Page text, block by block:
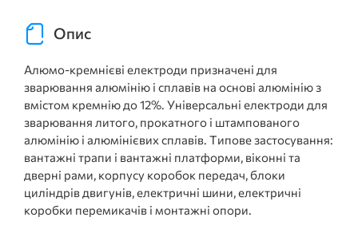
Опис
Алюмо-кремнієві електроди призначені для
зварювання алюмінію і сплавів на основі алюмінію з
вмістом кремнію до 12%. Універсальні електроди для
зварювання литого, прокатного і штампованого
алюмінію і алюмінієвих сплавів. Типове застосування:
вантажні трапи і вантажні платформи, віконні та
дверні рами, корпусу коробок передач, блоки
циліндрів двигунів, електричні шини, електричні
коробки перемикачів і монтажні опори.